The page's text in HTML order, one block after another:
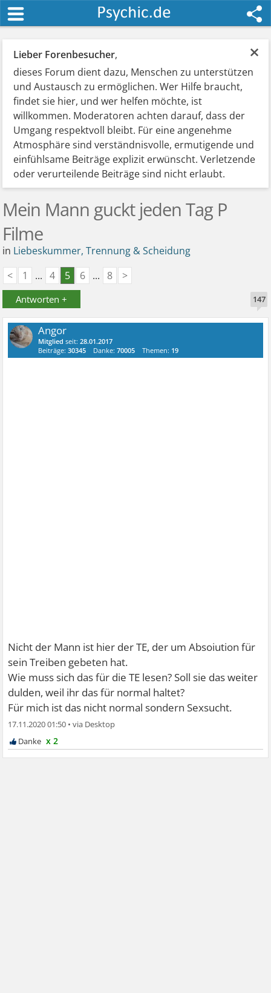
×
Lieber Forenbesucher,
dieses Forum dient dazu, Menschen zu unterstützen
und Austausch zu ermöglichen. Wer Hilfe braucht,
findet sie hier, und wer helfen möchte, ist
willkommen. Moderatoren achten darauf, dass der
Umgang respektvoll bleibt. Für eine angenehme
Atmosphäre sind verständnisvolle, ermutigende und
einfühlsame Beiträge explizit erwünscht. Verletzende
oder verurteilende Beiträge sind nicht erlaubt.
Mein Mann guckt jeden Tag P
Filme
in Liebeskummer, Trennung & Scheidung
<
1 ... 4 5 6 ... 8 >
Antworten + 147
Angor
Mitglied seit:28.01.2017
Beiträge:30345 Danke:70005 Themen: 19
Nicht der Mann ist hier der TE, der um Absoiution für
sein Treiben gebeten hat.
Wie muss sich das für die TE lesen? Soll sie das weiter
dulden, weil ihr das für normal haltet?
Für mich ist das nicht normal sondern Sexsucht.
17.11.2020 01:50 •
x 2